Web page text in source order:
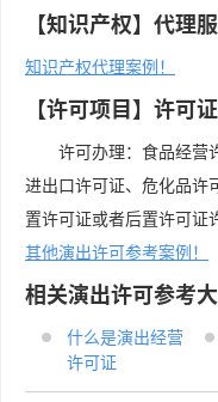
【知识产权】代理服
知识产权代理案例！
【许可项目】许可
许可办理：食品经营
进出口许可证、危化品许
置许可证或者后置许可证
其他演出许可参考案例！
相关演出许可参考
什么是演出经营
许可证